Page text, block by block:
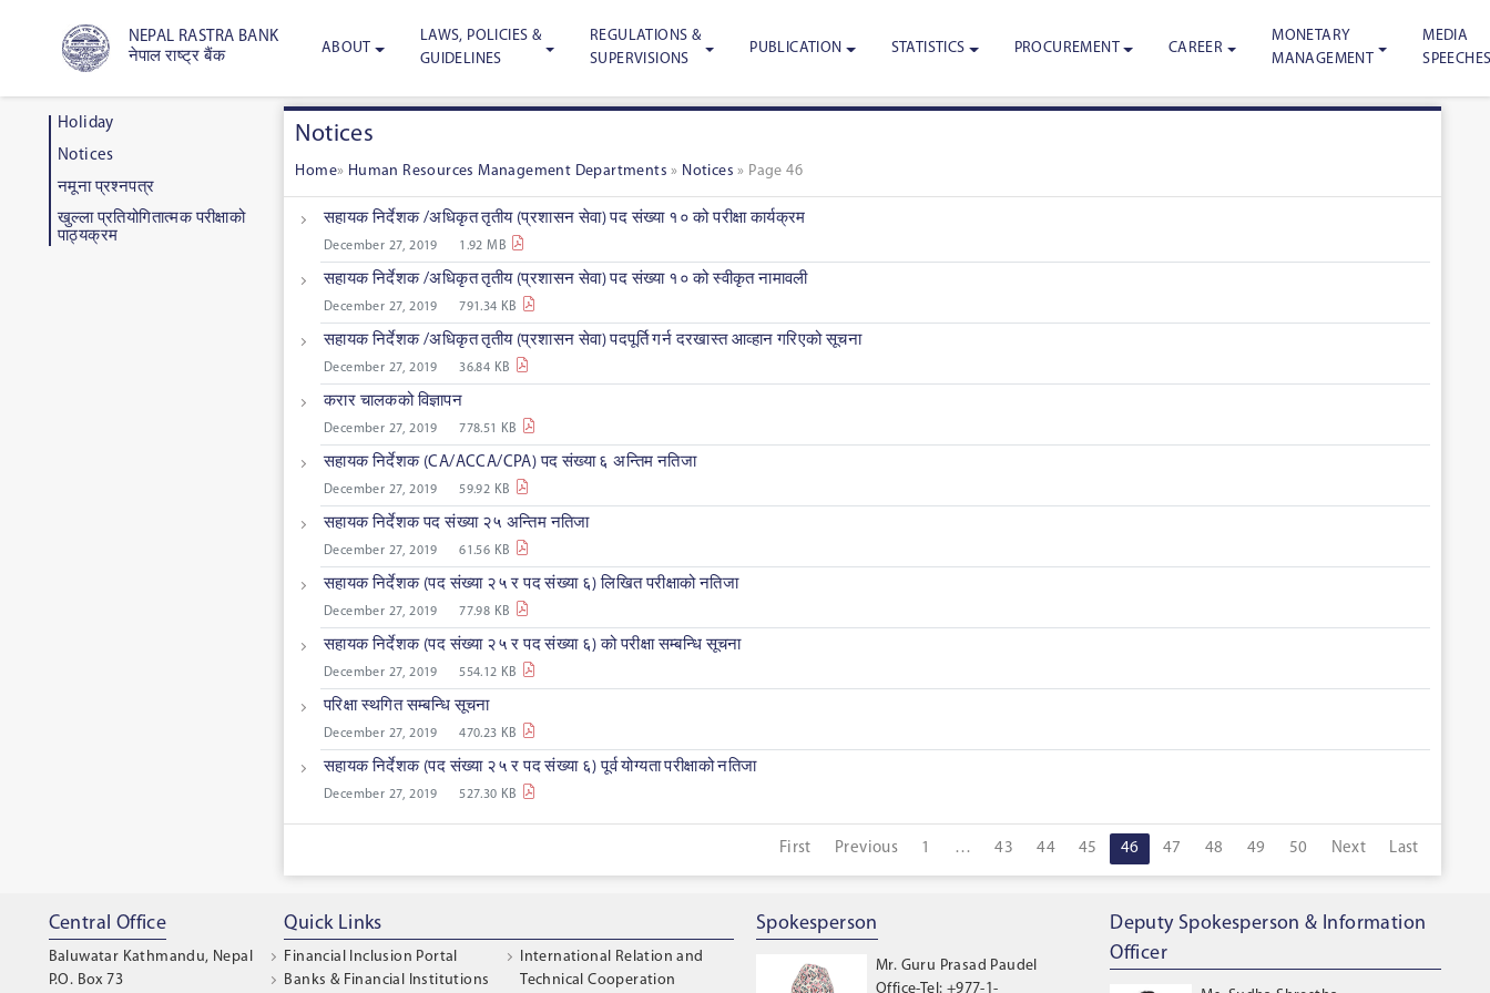
NEPAL RASTRA BANK
नेपाल राष्ट्र बैंक
ABOUT
LAWS, POLICIES &
GUIDELINES
REGULATIONS &
SUPERVISIONS
PUBLICATION STATISTICS PROCUREMENT CAREER
MONETARY
MANAGEMENT
MEDIA
Holiday
Notices
नमूना प्रश्नपत्र
खुल्ला प्रतियोगितात्मक परीक्षाको
पाठ्यक्रम
Notices
Home» Human Resources Management Departments» Notices » Page 46
सहायक निर्देशक /अधिकृत तृतीय (प्रशासन सेवा) पद संख्या १० को परीक्षा कार्यक्रम
December 27, 2019 1.92 MB
सहायक निर्देशक /अधिकृत तृतीय (प्रशासन सेवा) पद संख्या १० को स्वीकृत नामावली
December 27, 2019 791.34 KB
सहायक निर्देशक /अधिकृत तृतीय (प्रशासन सेवा) पदपूर्ति गर्न दरखास्त आव्हान गरिएको सूचना
December 27, 2019 36.84 KB
करार चालकको विज्ञापन
December 27, 2019 778.51 KB
सहायक निर्देशक (CA/ACCA/CPA) पद संख्या ६ अन्तिम नतिजा
December 27, 2019 59.92 KB
सहायक निर्देशक पद संख्या २५ अन्तिम नतिजा
December 27, 2019 61.56 KB
सहायक निर्देशक (पद संख्या २५ र पद संख्या ६) लिखित परीक्षाको नतिजा
December 27, 2019 77.98 KB
सहायक निर्देशक (पद संख्या २५ र पद संख्या ६) को परीक्षा सम्बन्धि सूचना
December 27, 2019 554.12 KB
परिक्षा स्थगित सम्बन्धि सूचना
December 27, 2019 470.23 KB
सहायक निर्देशक (पद संख्या २५ र पद संख्या ६) पूर्व योग्यता परीक्षाको नतिजा
December 27, 2019 527.30 KB
First Previous 1 … 43 44 45 46 47 48 49 50 Next Last
Central Office
Baluwatar Kathmandu, Nepal
P.O. Box 73
Quick Links
Financial Inclusion Portal
Banks & Financial Institutions
International Relation and
Technical Cooperation
Spokesperson
Mr. Guru Prasad Paudel
Office-Tel: +977-1-
Deputy Spokesperson & Information
Officer